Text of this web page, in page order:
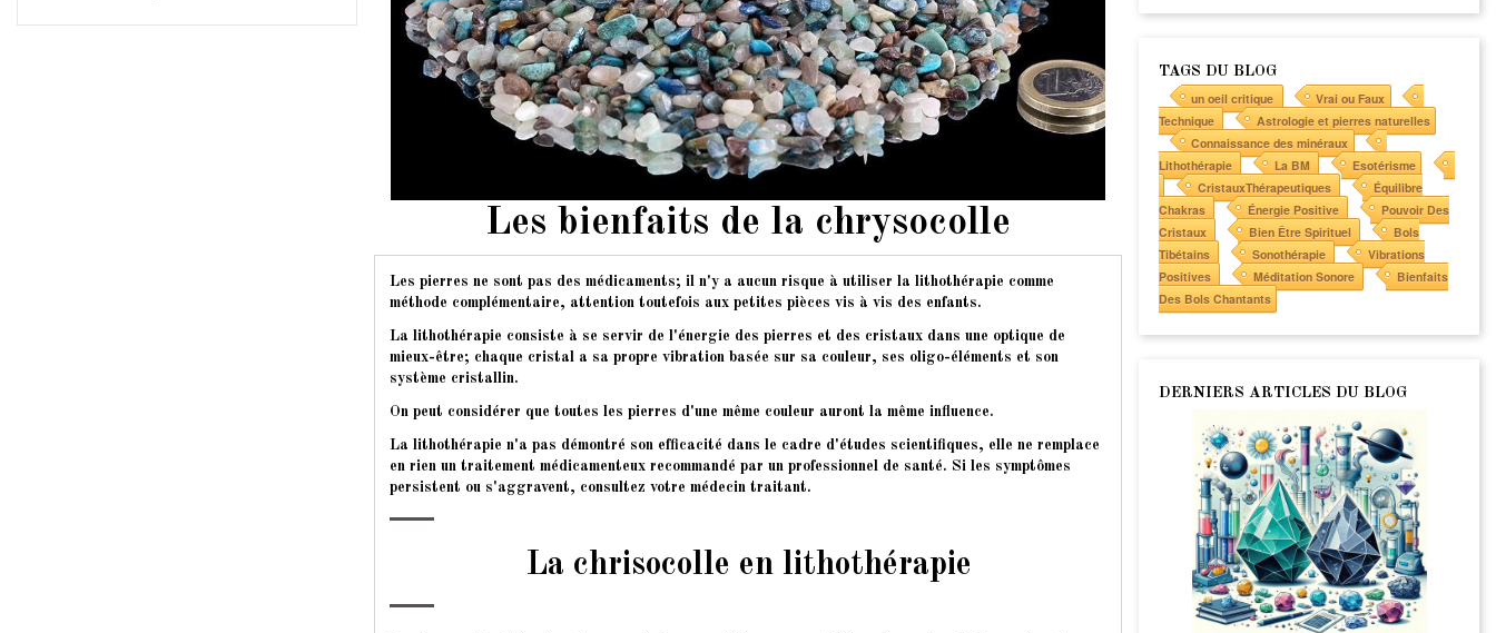
Les bienfaits de la chrysocolle
Les pierres ne sont pas des médicaments; il n'y a aucun risque à utiliser la lithothérapie comme
méthode complémentaire, attention toutefois aux petites pièces vis à vis des enfants.
La lithothérapie consiste à se servir de l'énergie des pierres et des cristaux dans une optique de
mieux-être; chaque cristal a sa propre vibration basée sur sa couleur, ses oligo-éléments et son
système cristallin.
On peut considérer que toutes les pierres d'une même couleur auront la même influence.
La lithothérapie n'a pas démontré son efficacité dans le cadre d'études scientifiques, elle ne remplace
en rien un traitement médicamenteux recommandé par un professionnel de santé. Si les symptômes
persistent ou s'aggravent, consultez votre médecin traitant.
La chrisocolle en lithothérapie
TAGS DU BLOG
un oeil critique
Vrai ou Faux
Technique
Astrologie et pierres naturelles
Connaissance des minéraux
Lithothérapie
La BM
Esotérisme
CristauxThérapeutiques
Équilibre
Chakras
Énergie Positive
Pouvoir Des
Cristaux
Bien Être Spirituel
Bols
Tibétains
Sonothérapie
Vibrations
Positives
Méditation Sonore
Bienfaits
Des Bols Chantants
DERNIERS ARTICLES DU BLOG